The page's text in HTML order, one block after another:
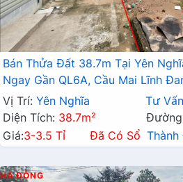
Bán Thửa Đất 38.7m Tại Yên
Ngay Gần QL6A, Cầu Mai Lĩnh
Vị Trí: Yên Nghĩa Tư Vấn
Diện Tích: 38.7m²
Đường
Giá:3-3.5 Tỉ Đã Có Sổ
HÀ ĐÔNG